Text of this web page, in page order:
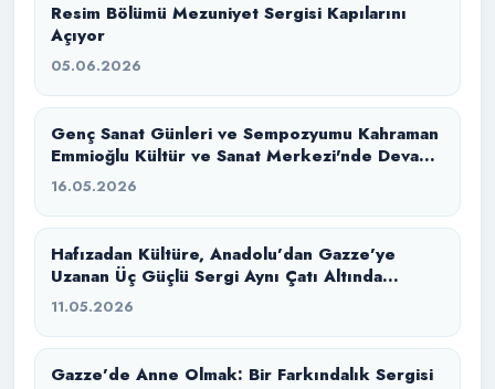
Resim Bölümü Mezuniyet Sergisi Kapılarını
Açıyor
05.06.2026
Genç Sanat Günleri ve Sempozyumu Kahraman
Emmioğlu Kültür ve Sanat Merkezi'nde Devam
Ediyor
16.05.2026
Hafızadan Kültüre, Anadolu’dan Gazze’ye
Uzanan Üç Güçlü Sergi Aynı Çatı Altında
Buluştu
11.05.2026
Gazze’de Anne Olmak: Bir Farkındalık Sergisi